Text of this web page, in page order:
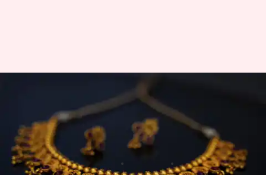
தங்கம் வெள்ளி விலைகள்
அதிரடியாக குறைந்தது;
இன்றைய சவரன் விலை
இதுதான்
எழுதியவர் Venkatalakshmi V 11:03 am